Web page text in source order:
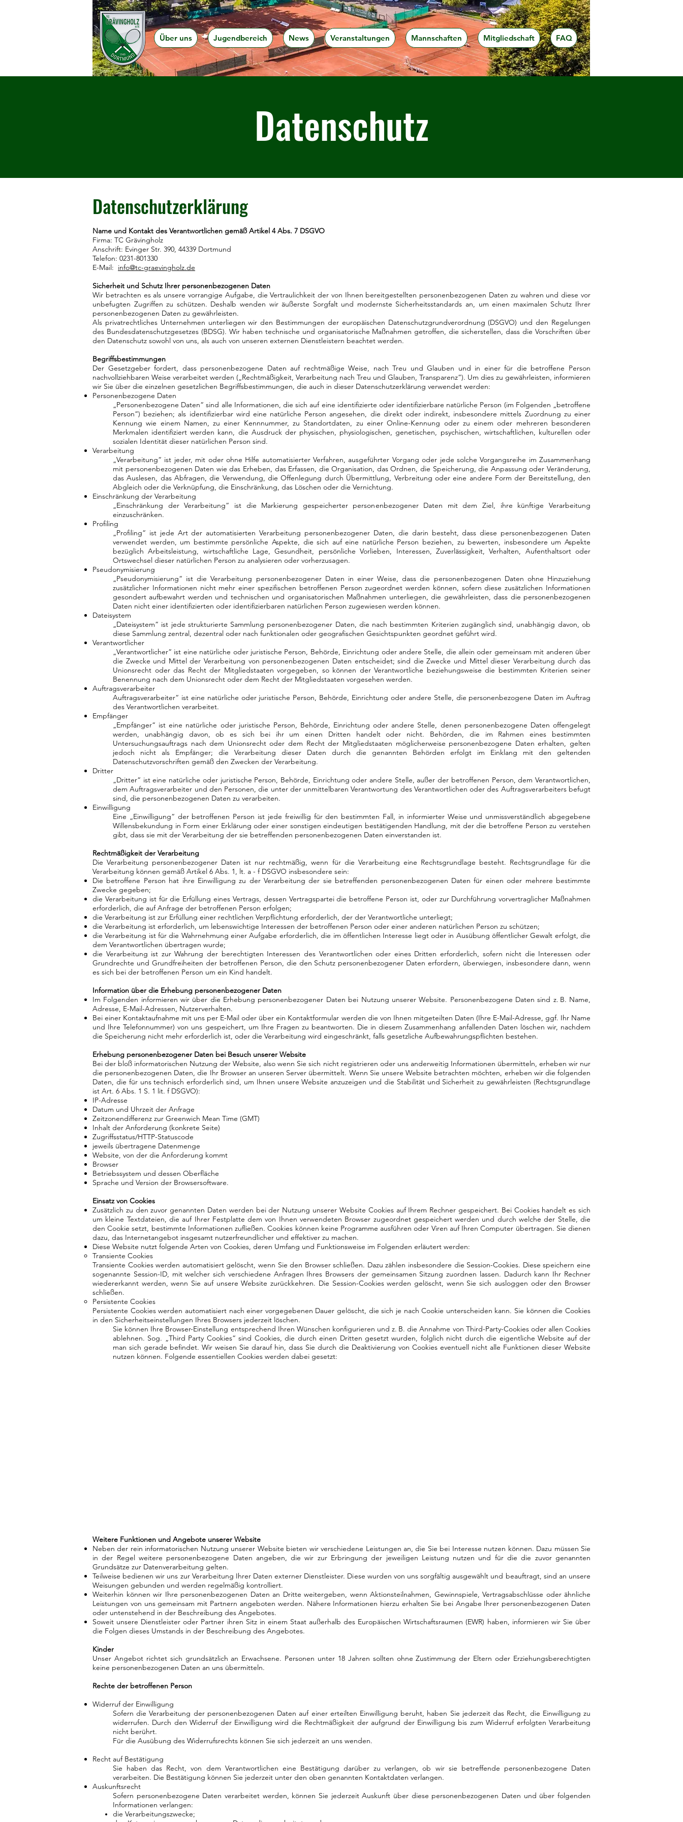
Über uns Jugendbereich News Veranstaltungen Mannschaften Mitgliedschaft FAQ
Datenschutz
Datenschutzerklärung
Name und Kontakt des Verantwortlichen gemäß Artikel 4 Abs. 7 DSGVO
Firma: TC Grävingholz
Anschrift: Evinger Str. 390, 44339 Dortmund
Telefon: 0231-801330
E-Mail: info@tc-graevingholz.de
Sicherheit und Schutz Ihrer personenbezogenen Daten
Wir betrachten es als unsere vorrangige Aufgabe, die Vertraulichkeit der von Ihnen bereitgestellten personenbezogenen Daten zu wahren und diese vor
unbefugten Zugriffen zu schützen. Deshalb wenden wir äußerste Sorgfalt und modernste Sicherheitsstandards an, um einen maximalen Schutz Ihrer
personenbezogenen Daten zu gewährleisten.
Als privatrechtliches Unternehmen unterliegen wir den Bestimmungen der europäischen Datenschutzgrundverordnung (DSGVO) und den Regelungen
des Bundesdatenschutzgesetzes (BDSG). Wir haben technische und organisatorische Maßnahmen getroffen, die sicherstellen, dass die Vorschriften über
den Datenschutz sowohl von uns, als auch von unseren externen Dienstleistern beachtet werden.
Begriffsbestimmungen
Der Gesetzgeber fordert, dass personenbezogene Daten auf rechtmäßige Weise, nach Treu und Glauben und in einer für die betroffene Person
nachvollziehbaren Weise verarbeitet werden („Rechtmäßigkeit, Verarbeitung nach Treu und Glauben, Transparenz“). Um dies zu gewährleisten, informieren
wir Sie über die einzelnen gesetzlichen Begriffsbestimmungen, die auch in dieser Datenschutzerklärung verwendet werden:
Personenbezogene Daten
„Personenbezogene Daten“ sind alle Informationen, die sich auf eine identifizierte oder identifizierbare natürliche Person (im Folgenden „betroffene
Person“) beziehen; als identifizierbar wird eine natürliche Person angesehen, die direkt oder indirekt, insbesondere mittels Zuordnung zu einer
Kennung wie einem Namen, zu einer Kennnummer, zu Standortdaten, zu einer Online-Kennung oder zu einem oder mehreren besonderen
Merkmalen identifiziert werden kann, die Ausdruck der physischen, physiologischen, genetischen, psychischen, wirtschaftlichen, kulturellen oder
sozialen Identität dieser natürlichen Person sind.
Verarbeitung
„Verarbeitung“ ist jeder, mit oder ohne Hilfe automatisierter Verfahren, ausgeführter Vorgang oder jede solche Vorgangsreihe im Zusammenhang
mit personenbezogenen Daten wie das Erheben, das Erfassen, die Organisation, das Ordnen, die Speicherung, die Anpassung oder Veränderung,
das Auslesen, das Abfragen, die Verwendung, die Offenlegung durch Übermittlung, Verbreitung oder eine andere Form der Bereitstellung, den
Abgleich oder die Verknüpfung, die Einschränkung, das Löschen oder die Vernichtung.
Einschränkung der Verarbeitung
„Einschränkung der Verarbeitung“ ist die Markierung gespeicherter personenbezogener Daten mit dem Ziel, ihre künftige Verarbeitung
einzuschränken.
Profiling
„Profiling“ ist jede Art der automatisierten Verarbeitung personenbezogener Daten, die darin besteht, dass diese personenbezogenen Daten
verwendet werden, um bestimmte persönliche Aspekte, die sich auf eine natürliche Person beziehen, zu bewerten, insbesondere um Aspekte
bezüglich Arbeitsleistung, wirtschaftliche Lage, Gesundheit, persönliche Vorlieben, Interessen, Zuverlässigkeit, Verhalten, Aufenthaltsort oder
Ortswechsel dieser natürlichen Person zu analysieren oder vorherzusagen.
Pseudonymisierung
„Pseudonymisierung“ ist die Verarbeitung personenbezogener Daten in einer Weise, dass die personenbezogenen Daten ohne Hinzuziehung
zusätzlicher Informationen nicht mehr einer spezifischen betroffenen Person zugeordnet werden können, sofern diese zusätzlichen Informationen
gesondert aufbewahrt werden und technischen und organisatorischen Maßnahmen unterliegen, die gewährleisten, dass die personenbezogenen
Daten nicht einer identifizierten oder identifizierbaren natürlichen Person zugewiesen werden können.
Dateisystem
„Dateisystem“ ist jede strukturierte Sammlung personenbezogener Daten, die nach bestimmten Kriterien zugänglich sind, unabhängig davon, ob
diese Sammlung zentral, dezentral oder nach funktionalen oder geografischen Gesichtspunkten geordnet geführt wird.
Verantwortlicher
„Verantwortlicher“ ist eine natürliche oder juristische Person, Behörde, Einrichtung oder andere Stelle, die allein oder gemeinsam mit anderen über
die Zwecke und Mittel der Verarbeitung von personenbezogenen Daten entscheidet; sind die Zwecke und Mittel dieser Verarbeitung durch das
Unionsrecht oder das Recht der Mitgliedstaaten vorgegeben, so können der Verantwortliche beziehungsweise die bestimmten Kriterien seiner
Benennung nach dem Unionsrecht oder dem Recht der Mitgliedstaaten vorgesehen werden.
Auftragsverarbeiter
Auftragsverarbeiter“ ist eine natürliche oder juristische Person, Behörde, Einrichtung oder andere Stelle, die personenbezogene Daten im Auftrag
des Verantwortlichen verarbeitet.
Empfänger
„Empfänger“ ist eine natürliche oder juristische Person, Behörde, Einrichtung oder andere Stelle, denen personenbezogene Daten offengelegt
werden, unabhängig davon, ob es sich bei ihr um einen Dritten handelt oder nicht. Behörden, die im Rahmen eines bestimmten
Untersuchungsauftrags nach dem Unionsrecht oder dem Recht der Mitgliedstaaten möglicherweise personenbezogene Daten erhalten, gelten
jedoch nicht als Empfänger; die Verarbeitung dieser Daten durch die genannten Behörden erfolgt im Einklang mit den geltenden
Datenschutzvorschriften gemäß den Zwecken der Verarbeitung.
Dritter
„Dritter“ ist eine natürliche oder juristische Person, Behörde, Einrichtung oder andere Stelle, außer der betroffenen Person, dem Verantwortlichen,
dem Auftragsverarbeiter und den Personen, die unter der unmittelbaren Verantwortung des Verantwortlichen oder des Auftragsverarbeiters befugt
sind, die personenbezogenen Daten zu verarbeiten.
Einwilligung
Eine „Einwilligung“ der betroffenen Person ist jede freiwillig für den bestimmten Fall, in informierter Weise und unmissverständlich abgegebene
Willensbekundung in Form einer Erklärung oder einer sonstigen eindeutigen bestätigenden Handlung, mit der die betroffene Person zu verstehen
gibt, dass sie mit der Verarbeitung der sie betreffenden personenbezogenen Daten einverstanden ist.
Rechtmäßigkeit der Verarbeitung
Die Verarbeitung personenbezogener Daten ist nur rechtmäßig, wenn für die Verarbeitung eine Rechtsgrundlage besteht. Rechtsgrundlage für die
Verarbeitung können gemäß Artikel 6 Abs. 1, lt. a - f DSGVO insbesondere sein:
Die betroffene Person hat ihre Einwilligung zu der Verarbeitung der sie betreffenden personenbezogenen Daten für einen oder mehrere bestimmte
Zwecke gegeben;
die Verarbeitung ist für die Erfüllung eines Vertrags, dessen Vertragspartei die betroffene Person ist, oder zur Durchführung vorvertraglicher Maßnahmen
erforderlich, die auf Anfrage der betroffenen Person erfolgen;
die Verarbeitung ist zur Erfüllung einer rechtlichen Verpflichtung erforderlich, der der Verantwortliche unterliegt;
die Verarbeitung ist erforderlich, um lebenswichtige Interessen der betroffenen Person oder einer anderen natürlichen Person zu schützen;
die Verarbeitung ist für die Wahrnehmung einer Aufgabe erforderlich, die im öffentlichen Interesse liegt oder in Ausübung öffentlicher Gewalt erfolgt, die
dem Verantwortlichen übertragen wurde;
die Verarbeitung ist zur Wahrung der berechtigten Interessen des Verantwortlichen oder eines Dritten erforderlich, sofern nicht die Interessen oder
Grundrechte und Grundfreiheiten der betroffenen Person, die den Schutz personenbezogener Daten erfordern, überwiegen, insbesondere dann, wenn
es sich bei der betroffenen Person um ein Kind handelt.
Information über die Erhebung personenbezogener Daten
Im Folgenden informieren wir über die Erhebung personenbezogener Daten bei Nutzung unserer Website. Personenbezogene Daten sind z. B. Name,
Adresse, E-Mail-Adressen, Nutzerverhalten.
Bei einer Kontaktaufnahme mit uns per E-Mail oder über ein Kontaktformular werden die von Ihnen mitgeteilten Daten (Ihre E-Mail-Adresse, ggf. Ihr Name
und Ihre Telefonnummer) von uns gespeichert, um Ihre Fragen zu beantworten. Die in diesem Zusammenhang anfallenden Daten löschen wir, nachdem
die Speicherung nicht mehr erforderlich ist, oder die Verarbeitung wird eingeschränkt, falls gesetzliche Aufbewahrungspflichten bestehen.
Erhebung personenbezogener Daten bei Besuch unserer Website
Bei der bloß informatorischen Nutzung der Website, also wenn Sie sich nicht registrieren oder uns anderweitig Informationen übermitteln, erheben wir nur
die personenbezogenen Daten, die Ihr Browser an unseren Server übermittelt. Wenn Sie unsere Website betrachten möchten, erheben wir die folgenden
Daten, die für uns technisch erforderlich sind, um Ihnen unsere Website anzuzeigen und die Stabilität und Sicherheit zu gewährleisten (Rechtsgrundlage
ist Art. 6 Abs. 1 S. 1 lit. f DSGVO):
IP-Adresse
Datum und Uhrzeit der Anfrage
Zeitzonendifferenz zur Greenwich Mean Time (GMT)
Inhalt der Anforderung (konkrete Seite)
Zugriffsstatus/HTTP-Statuscode
jeweils übertragene Datenmenge
Website, von der die Anforderung kommt
Browser
Betriebssystem und dessen Oberfläche
Sprache und Version der Browsersoftware.
Einsatz von Cookies
Zusätzlich zu den zuvor genannten Daten werden bei der Nutzung unserer Website Cookies auf Ihrem Rechner gespeichert. Bei Cookies handelt es sich
um kleine Textdateien, die auf Ihrer Festplatte dem von Ihnen verwendeten Browser zugeordnet gespeichert werden und durch welche der Stelle, die
den Cookie setzt, bestimmte Informationen zufließen. Cookies können keine Programme ausführen oder Viren auf Ihren Computer übertragen. Sie dienen
dazu, das Internetangebot insgesamt nutzerfreundlicher und effektiver zu machen.
Diese Website nutzt folgende Arten von Cookies, deren Umfang und Funktionsweise im Folgenden erläutert werden:
Transiente Cookies
Transiente Cookies werden automatisiert gelöscht, wenn Sie den Browser schließen. Dazu zählen insbesondere die Session-Cookies. Diese speichern eine
sogenannte Session-ID, mit welcher sich verschiedene Anfragen Ihres Browsers der gemeinsamen Sitzung zuordnen lassen. Dadurch kann Ihr Rechner
wiedererkannt werden, wenn Sie auf unsere Website zurückkehren. Die Session-Cookies werden gelöscht, wenn Sie sich ausloggen oder den Browser
schließen.
Persistente Cookies
Persistente Cookies werden automatisiert nach einer vorgegebenen Dauer gelöscht, die sich je nach Cookie unterscheiden kann. Sie können die Cookies
in den Sicherheitseinstellungen Ihres Browsers jederzeit löschen.
Sie können Ihre Browser-Einstellung entsprechend Ihren Wünschen konfigurieren und z. B. die Annahme von Third-Party-Cookies oder allen Cookies
ablehnen. Sog. „Third Party Cookies“ sind Cookies, die durch einen Dritten gesetzt wurden, folglich nicht durch die eigentliche Website auf der
man sich gerade befindet. Wir weisen Sie darauf hin, dass Sie durch die Deaktivierung von Cookies eventuell nicht alle Funktionen dieser Website
nutzen können. Folgende essentiellen Cookies werden dabei gesetzt:
​​​​​​​​​​​​Weitere Funktionen und Angebote unserer Website
Neben der rein informatorischen Nutzung unserer Website bieten wir verschiedene Leistungen an, die Sie bei Interesse nutzen können. Dazu müssen Sie
in der Regel weitere personenbezogene Daten angeben, die wir zur Erbringung der jeweiligen Leistung nutzen und für die die zuvor genannten
Grundsätze zur Datenverarbeitung gelten.
Teilweise bedienen wir uns zur Verarbeitung Ihrer Daten externer Dienstleister. Diese wurden von uns sorgfältig ausgewählt und beauftragt, sind an unsere
Weisungen gebunden und werden regelmäßig kontrolliert.
Weiterhin können wir Ihre personenbezogenen Daten an Dritte weitergeben, wenn Aktionsteilnahmen, Gewinnspiele, Vertragsabschlüsse oder ähnliche
Leistungen von uns gemeinsam mit Partnern angeboten werden. Nähere Informationen hierzu erhalten Sie bei Angabe Ihrer personenbezogenen Daten
oder untenstehend in der Beschreibung des Angebotes.
Soweit unsere Dienstleister oder Partner ihren Sitz in einem Staat außerhalb des Europäischen Wirtschaftsraumen (EWR) haben, informieren wir Sie über
die Folgen dieses Umstands in der Beschreibung des Angebotes.
Kinder
Unser Angebot richtet sich grundsätzlich an Erwachsene. Personen unter 18 Jahren sollten ohne Zustimmung der Eltern oder Erziehungsberechtigten
keine personenbezogenen Daten an uns übermitteln.
Rechte der betroffenen Person
Widerruf der Einwilligung
Sofern die Verarbeitung der personenbezogenen Daten auf einer erteilten Einwilligung beruht, haben Sie jederzeit das Recht, die Einwilligung zu
widerrufen. Durch den Widerruf der Einwilligung wird die Rechtmäßigkeit der aufgrund der Einwilligung bis zum Widerruf erfolgten Verarbeitung
nicht berührt.
Für die Ausübung des Widerrufsrechts können Sie sich jederzeit an uns wenden.
Recht auf Bestätigung
Sie haben das Recht, von dem Verantwortlichen eine Bestätigung darüber zu verlangen, ob wir sie betreffende personenbezogene Daten
verarbeiten. Die Bestätigung können Sie jederzeit unter den oben genannten Kontaktdaten verlangen.
Auskunftsrecht
Sofern personenbezogene Daten verarbeitet werden, können Sie jederzeit Auskunft über diese personenbezogenen Daten und über folgenden
Informationen verlangen:
die Verarbeitungszwecke;